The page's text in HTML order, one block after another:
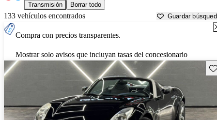
Transmisión Borrar todo
133 vehículos encontrados Guardar
Compra con precios transparentes.
Mostrar solo avisos que incluyan tasas del concesionario